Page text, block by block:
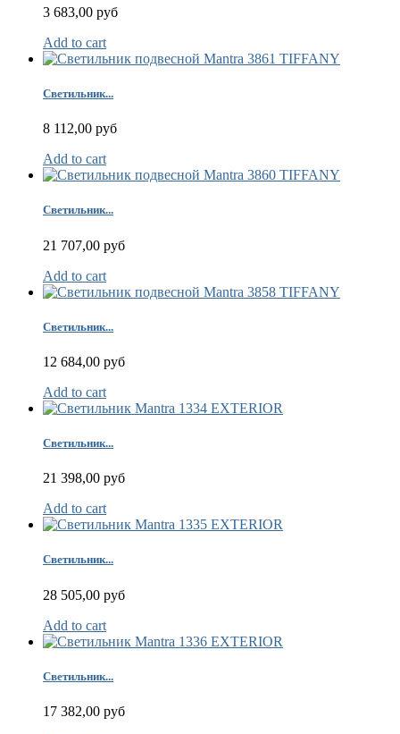
3 683,00 руб
Add to cart
Светильник...
8 112,00 руб
Add to cart
Светильник...
21 707,00 руб
Add to cart
Светильник...
12 684,00 руб
Add to cart
Светильник...
21 398,00 руб
Add to cart
Светильник...
28 505,00 руб
Add to cart
Светильник...
17 382,00 руб